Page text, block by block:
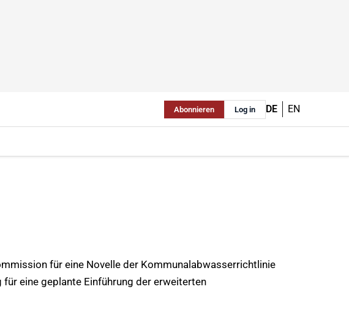
Abonnieren Log in DE EN
für eine Novelle der Kommunalabwasserrichtlinie
eine geplante Einführung der erweiterten